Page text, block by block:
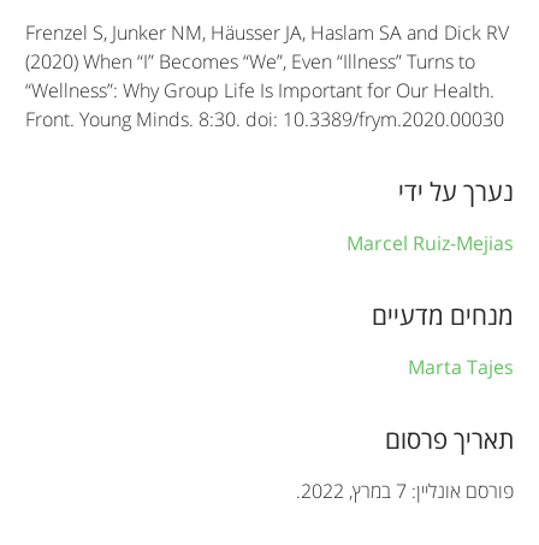
e
n
o
r
a
t
n
Frenzel S, Junker NM, Häusser JA, Haslam SA and Dick RV
(2020) When “I” Becomes “We”, Even “Illness” Turns to
“Wellness”: Why Group Life Is Important for Our Health.
Front. Young Minds. 8:30. doi: 10.3389/frym.2020.00030
נערך על ידי
Marcel Ruiz-Mejias
מנחים מדעיים
Marta Tajes
תאריך פרסום
פורסם אונליין: 7 במרץ, 2022.